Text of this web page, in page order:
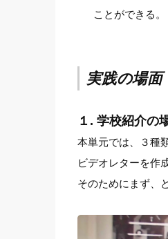
ことができる。
実践の場面
１. 学校紹介の
本単元では、３種
ビデオレターを作
そのためにまず、